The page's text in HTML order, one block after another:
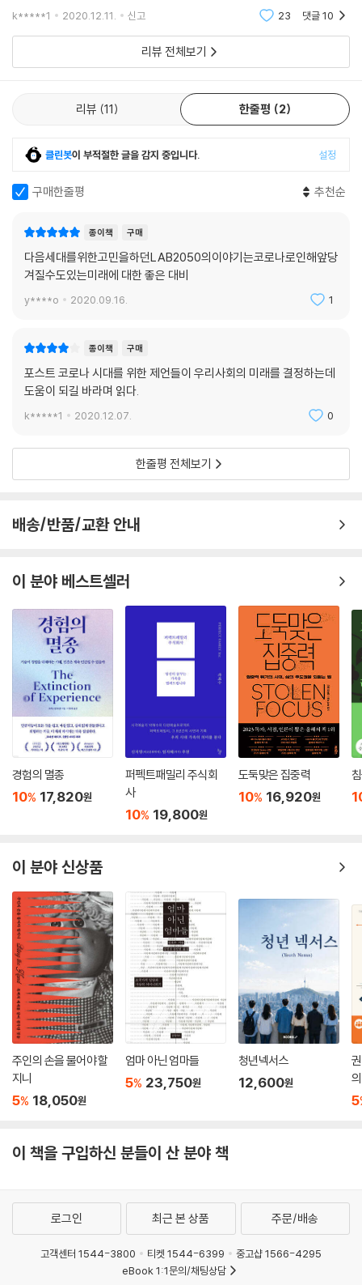
다 방역을 성공적으로 해나가고 있으니 괜찮은 것일까? 이 책의 저자들은
코로나19가 지금까지의 감염병과 다른 이유는 단순히 감염에 의한 건강
던 노동의 문제, 사회 인프라의 문제, 경제를 바라보는 관점의 문제, 교육
의 문제 등 취약하고 위태로운 사회 곳곳을 적나라하게 드러냈다. 성공적
‘K-방역’으로 가려지지 않는, 내리막 세상에 접어든 한국 사회를 정면으로
마주하게 된 것이다.
책에서 언급된 코로나19 초기 대규모 집단 감염이 발발한 청도 대남병원
1~2인 가구, 맞벌이 가구 등이 늘면서 보호와 돌봄이 필요한 고령 환자가
집단 관리의 대상이 되었지만, 이들이 제대로 관리되지 않고 방치되었다.
이렇게 가려져 있던 한국 사회의 균열들이 코로나19로 속속 드러나게 된
것이다. 이 책은 이러한 위기에서는 기존의 체제를 고쳐 쓰는 것으로는 충
이유다.
대한민국 대표 싱크탱크와 각 분야 최전선의 정책전문가들이
코로나 시대 이후를 내다보는 ‘초회복 전략’을 제시한다
회의 실태를 분야별로 현실에 맞게 분석하고 대안을 제시했다는 점에서 더
욱 주목해야 하는 책이다. 각 분야의 최전선에서 활발히 활동하는 저자들
여다본다.
후 재택근무가 일상화되면서, ‘사무실 근무보다 더 효율적’이라는 반응들
이 여기저기서 등장했다. 반가운(한국직업능력개발원 연구위원)은 한국
노동자들의 과업 재량, 시간 자율 지수를 측정했을 때 다른 나라에 비해 현
저히 낮았음을 언급하며, 권력과 위계에 의해 작동하는 일터가 아니라 자
율과 재량의 일터가 필요하다고 역설한다. 이명호(여시재 기획위원)는 출
퇴근에 많은 비용이 낭비되는 현실을 진단하고, 생산성 높은 재택근무 일
상화를 위해 주거지가 곧 일터인 ‘직주일체의 시대’를 준비할 것을 주문한
봉쇄와 거리두기로 삶의 공간과 생활에도 많은 변화가 찾아왔다. 요양시설
의 집단감염으로 드러난 한국의 병약한 돌봄 시스템을 날카롭게 지적하는
김보영(영남대학교 새마을국제개발학과 부교수)의 글과, 방역과 치료의
불평등을 ‘보건안보’ 측면에서 살펴본 정혜주(고려대학교 보건정책관리학
부 교수)의 글은 의료 문제가 불거진 현실에 비추어 특히 집중할 필요가 있
증감률을 비교하며 항공사 등 다양한 교통/이동 산업이 겪은 지각변동이
시한다.
교육계 역시 갑작스런 비대면 수업 실시로 많은 시행착오를 겪고 있다. 책
에서는 출석과 평가, 학점 중심인 현재의 교육이 코로나 이후 변화해야 할
지점들을 짚어본다. 정지선(홍콩대학교 교육학과 조교수)은 대학의 역할
과 운영 방식에 근본적인 질문을 던진다. 신철균(강원대학교 자유전공학
부 조교수)은 기존의 천편일률적인 한국의 교육환경이 학생들의 학습 의
욕을 현저히 저하시켰음을 지적하고, 국내외 여러 연구와 보고서에서 제시
된 사례들을 통해 학생들을 ‘학교’와 ‘교실’에만 가두지 않는 창의적 교육의
가능성을 보여준다.
란과 화제를 동시에 불러온 재난지원금과 지역화폐에 대한 세세한 분석을
보 파악 시스템’이란 대안을 제시한 최현수(한국보건사회연구원 연구위
원)의 글도 주목할 만하다.
우리가 지금 정확히 어디에 서 있는지, 어디로 가고 있는지 정확히 판단하
이 지금의 사태를 야기한 것이지 싶다. 그렇다면 우리들은 단순히 이전의
k*****1 2020.12.11. 신고 23 댓글10
리뷰 전체보기
리뷰 11 한줄평 2
클린봇이 부적절한 글을 감지 중입니다. 설정
구매한줄평 추천순
종이책 구매
다음세대를위한고민을하던LAB2050의이야기는코로나로인해앞당
겨질수도있는미래에 대한 좋은 대비
y****o 2020.09.16. 1
종이책 구매
포스트 코로나 시대를 위한 제언들이 우리사회의 미래를 결정하는데
도움이 되길 바라며 읽다.
k*****1 2020.12.07. 0
한줄평 전체보기
배송/반품/교환 안내
이 분야 베스트셀러
경험의 멸종
10% 17,820원
퍼펙트패밀리 주식회
사
10% 19,800원
도둑맞은 집중력
10% 16,920원
이 분야 신상품
주인의 손을 물어야 할
지니
5% 18,050원
엄마 아닌 엄마들
5% 23,750원
청년넥서스
12,600원
5
이 책을 구입하신 분들이 산 분야 책
로그인 최근 본 상품 주문/배송
고객센터 1544-3800 티켓 1544-6399
중고샵 1566-4295
eBook 1:1문의/채팅상담